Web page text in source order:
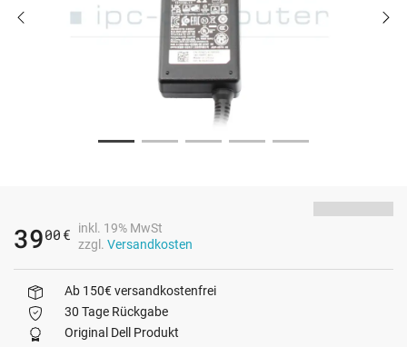
3900 €
inkl. 19% MwSt
zzgl. Versandkosten
Ab 150€ versandkostenfrei
30 Tage Rückgabe
Original Dell Produkt